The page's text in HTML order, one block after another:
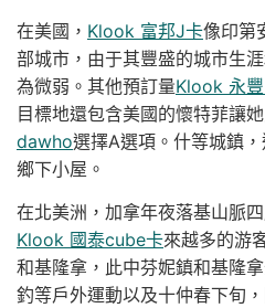
在美國， Klook 富邦J卡像印第
部城市，由于其豐盛的城市生
為微弱。其他預訂量Klook 永
目標地還包含美國的懷特菲讓
dawho選擇A選項。什等城鎮
鄉下小屋。
在北美洲，加拿年夜落基山脈
Klook 國泰cube卡來越多的游
和基隆拿，此中芬妮鎮和基隆
釣等戶外運動以及十仲春下旬